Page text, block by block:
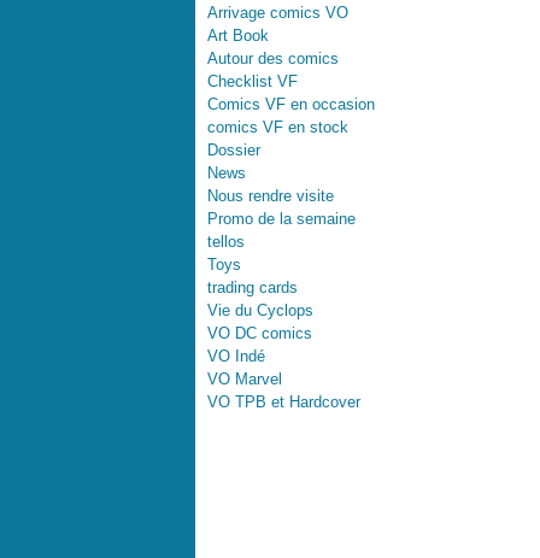
Arrivage comics VO
Art Book
Autour des comics
Checklist VF
Comics VF en occasion
comics VF en stock
Dossier
News
Nous rendre visite
Promo de la semaine
tellos
Toys
trading cards
Vie du Cyclops
VO DC comics
VO Indé
VO Marvel
VO TPB et Hardcover